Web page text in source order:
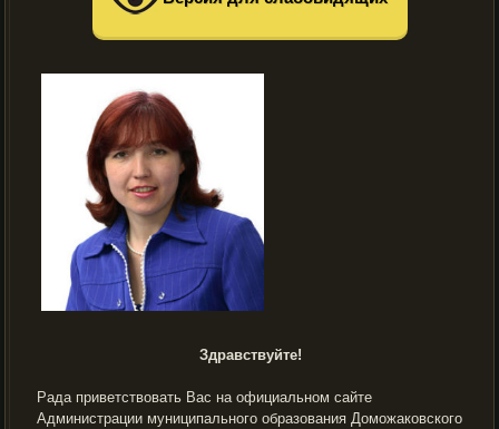
Здравствуйте!
Рада приветствовать Вас на официальном сайте
Администрации муниципального образования Доможаковского